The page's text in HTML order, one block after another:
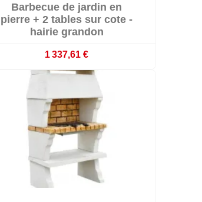
Livré sous 20 jours ouvrés
Barbecue de jardin en
pierre + 2 tables sur cote -
hairie grandon
1 337,61 €